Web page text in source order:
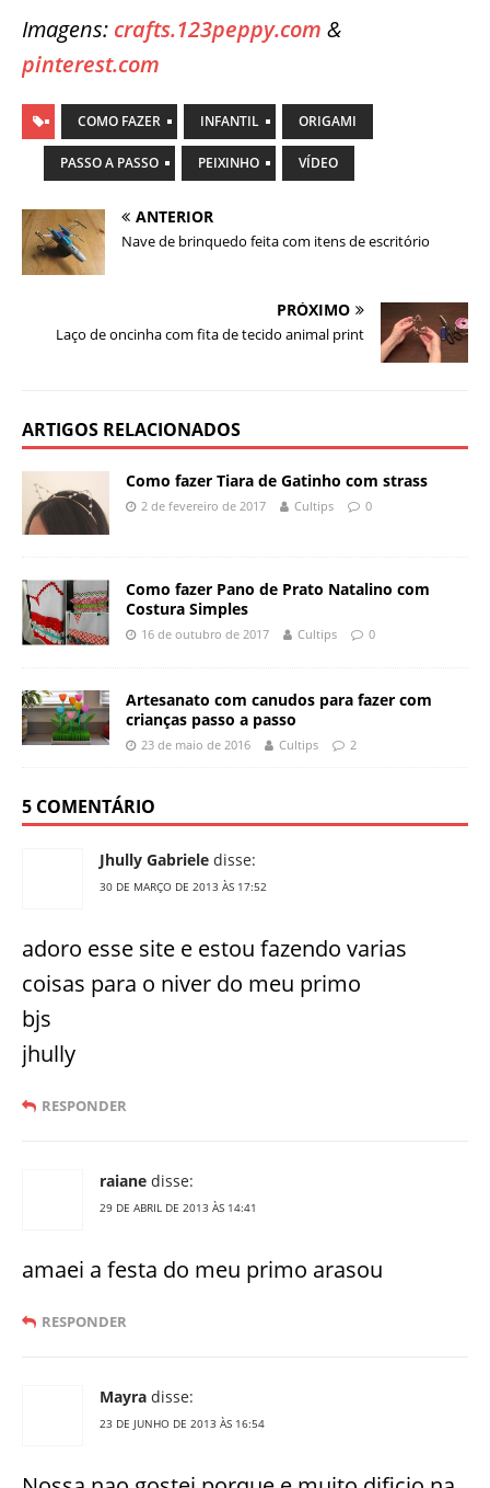
Imagens: crafts.123peppy.com &
pinterest.com
COMO FAZER INFANTIL ORIGAMI
PASSO A PASSO PEIXINHO VÍDEO
ANTERIOR
Nave de brinquedo feita com itens de escritório
PRÓXIMO
Laço de oncinha com fita de tecido animal print
ARTIGOS RELACIONADOS
Como fazer Tiara de Gatinho com strass
2 de fevereiro de 2017 Cultips 0
Como fazer Pano de Prato Natalino com
Costura Simples
16 de outubro de 2017 Cultips 0
Artesanato com canudos para fazer com
crianças passo a passo
23 de maio de 2016 Cultips 2
5 COMENTÁRIO
Jhully Gabriele disse:
30 DE MARÇO DE 2013 ÀS 17:52
adoro esse site e estou fazendo varias
coisas para o niver do meu primo
bjs
jhully
RESPONDER
raiane disse:
29 DE ABRIL DE 2013 ÀS 14:41
amaei a festa do meu primo arasou
RESPONDER
Mayra disse:
23 DE JUNHO DE 2013 ÀS 16:54